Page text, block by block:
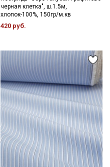
черная клетка", ш.1.5м,
хлопок-100%, 150гр/м.кв
420 руб.